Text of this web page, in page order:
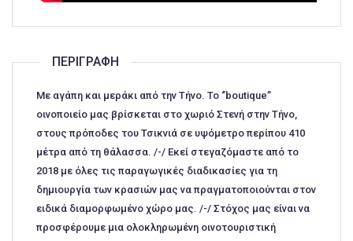
ΠΕΡΙΓΡΑΦΉ
Με αγάπη και μεράκι από την Τήνο. Το ‘’boutique’’
οινοποιείο μας βρίσκεται στο χωριό Στενή στην Τήνο,
στους πρόποδες του Τσικνιά σε υψόμετρο περίπου 410
μέτρα από τη θάλασσα. /-/ Εκεί στεγαζόμαστε από το
2018 με όλες τις παραγωγικές διαδικασίες για τη
δημιουργία των κρασιών μας να πραγματοποιούνται στον
ειδικά διαμορφωμένο χώρο μας. /-/ Στόχος μας είναι να
προσφέρουμε μια ολοκληρωμένη οινοτουριστική